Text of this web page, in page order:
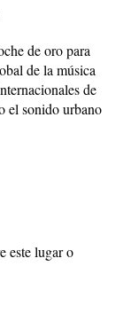
de oro para
de la música
de
el sonido urbano
este lugar o